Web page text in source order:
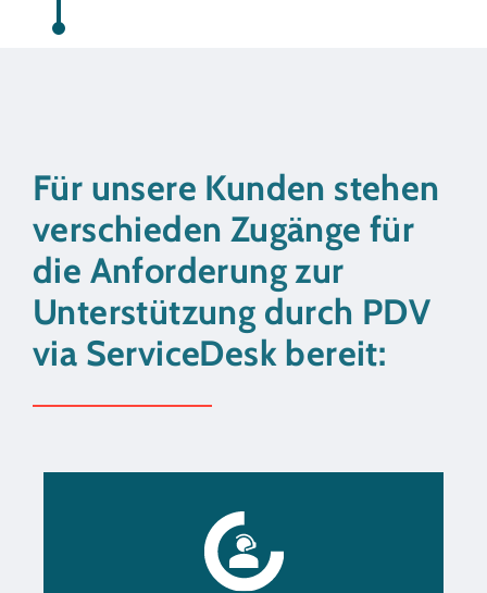
Für unsere Kunden stehen
verschieden Zugänge für
die Anforderung zur
Unterstützung durch PDV
via ServiceDesk bereit:
Remote-Support mit